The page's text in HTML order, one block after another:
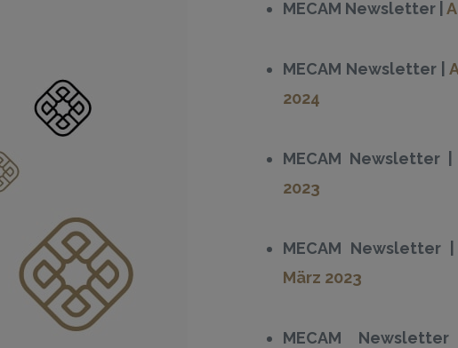
MECAM Newsletter |
MECAM Newsletter |
2024
MECAM Newsletter
2023
MECAM Newsletter
März 2023
MECAM